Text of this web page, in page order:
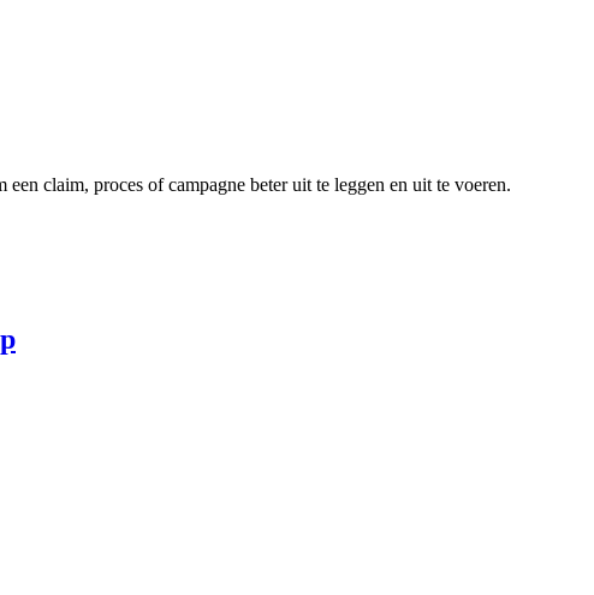
claim, proces of campagne beter uit te leggen en uit te voeren.